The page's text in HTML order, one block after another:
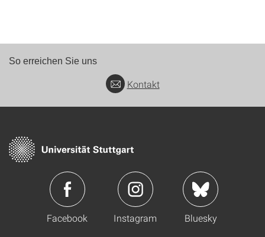
So erreichen Sie uns
Kontakt
Facebook Instagram Bluesky